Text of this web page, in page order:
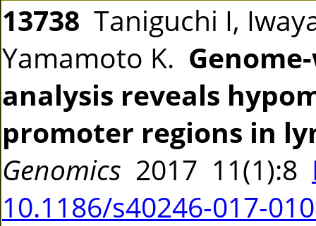
13738 Taniguchi I,
Yamamoto K.
analysis reveals
promoter regions in
Genomics 2017 11(1):8
10.1186/s40246-017-